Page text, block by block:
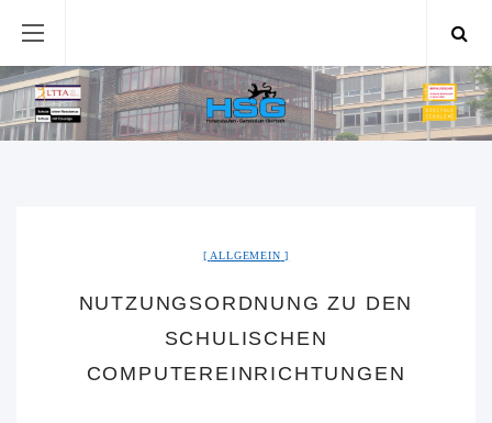
ALLGEMEIN
NUTZUNGSORDNUNG ZU DEN
SCHULISCHEN
COMPUTEREINRICHTUNGEN